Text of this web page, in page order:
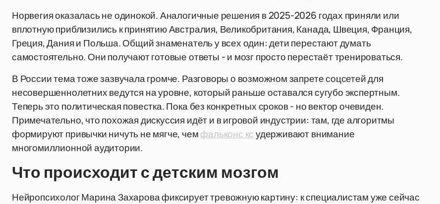
Норвегия оказалась не одинокой. Аналогичные решения в 2025-2026 годах приняли или
вплотную приблизились к принятию Австралия, Великобритания, Канада, Швеция, Франция,
Греция, Дания и Польша. Общий знаменатель у всех один: дети перестают думать
самостоятельно. Они получают готовые ответы - и мозг просто перестаёт тренироваться.
В России тема тоже зазвучала громче. Разговоры о возможном запрете соцсетей для
несовершеннолетних ведутся на уровне, который раньше оставался сугубо экспертным.
Теперь это политическая повестка. Пока без конкретных сроков - но вектор очевиден.
Примечательно, что похожая дискуссия идёт и в игровой индустрии: там, где алгоритмы
формируют привычки ничуть не мягче, чемфальконс ксудерживают внимание
многомиллионной аудитории.
Что происходит с детским мозгом
Нейропсихолог Марина Захарова фиксирует тревожную картину: к специалистам уже сейчас